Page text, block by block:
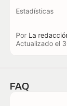
Estadísticas
Por La
Actualizado el
FAQ